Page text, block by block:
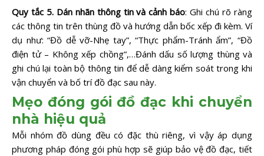
Quy tắc 5. Dán nhãn thông tin và cảnh báo: Ghi chú rõ ràng
các thông tin trên thùng đồ và hướng dẫn bốc xếp đi kèm. Ví
dụ như: “Đồ dễ vỡ-Nhẹ tay”, “Thực phẩm-Tránh ẩm”, “Đồ
điện tử – Không xếp chồng”,…Đánh dấu số lượng thùng và
ghi chú lại toàn bộ thông tin để dễ dàng kiểm soát trong khi
vận chuyển và bố trí đồ đạc sau này.
Mẹo đóng gói đồ đạc khi chuyển
nhà hiệu quả
Mỗi nhóm đồ dùng đều có đặc thù riêng, vì vậy áp dụng
phương pháp đóng gói phù hợp sẽ giúp bảo vệ đồ đạc, tiết